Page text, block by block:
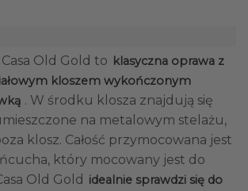
Old Gold to klasyczna oprawa z
kloszem wykończonym
. W środku klosza znajdują się
na metalowym stelażu,
klosz. Całość przymocowana jest
który mocowany jest do
Old Gold idealnie sprawdzi się do